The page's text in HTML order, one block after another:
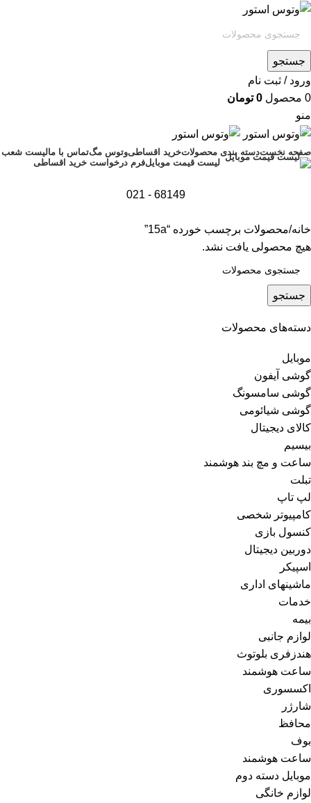
جستجو
ورود / ثبت نام
0 محصول 0 تومان
منو
صفحه نخستدسته بندی محصولاتخرید اقساطیوتوس مگتماس با مالیست شعب
لیست قیمت موبایلفرم درخواست خرید اقساطی
68149 - 021
دسته‌های محصولات
موبایل
گوشی آیفون
گوشی سامسونگ
گوشی شیائومی
کالای دیجیتال
بیسیم
ساعت و مچ بند هوشمند
تبلت
لپ تاپ
کامپیوتر شخصی
کنسول بازی
دوربین دیجیتال
اسپیکر
ماشینهای اداری
خدمات
بیمه
لوازم جانبی
هندزفری بلوتوث
ساعت هوشمند
اکسسوری
شارژر
محافظ
بوف
ساعت هوشمند
موبایل دسته دوم
لوازم خانگی
خانه محصولات برچسب خورده “15a”
هیچ محصولی یافت نشد.
جستجو